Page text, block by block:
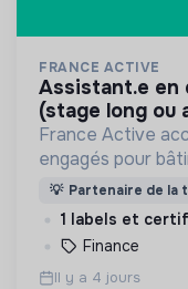
FRANCE ACTIVE
assistant.e en développement commercial
(stage long ou
France Active
engagés pour
plus inclusive et
💡 Partenaire de la
1 labels et
Finance
Il y a 4 jours